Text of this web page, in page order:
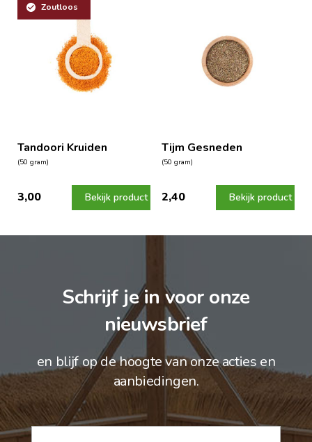
Zoutloos
Tandoori Kruiden
(50 gram)
3,00 Bekijk product
Tijm Gesneden
(50 gram)
2,40 Bekijk product
Schrijf je in voor onze
nieuwsbrief
en blijf op de hoogte van onze acties en
aanbiedingen.